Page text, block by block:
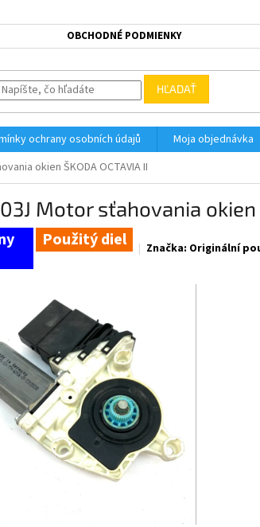
OBCHODNÉ PODMIENKY
HĽADAŤ
ochrany osobních údajů
Moja objednávka
okien ŠKODA OCTAVIA II
Motor sťahovania okien
Použitý diel Značka: Originální